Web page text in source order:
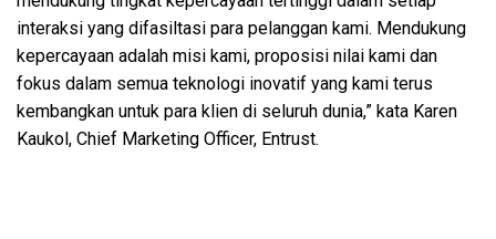
interaksi yang difasiltasi para pelanggan kami. Mendukung
kepercayaan adalah misi kami, proposisi nilai kami dan
fokus dalam semua teknologi inovatif yang kami terus
kembangkan untuk para klien di seluruh dunia,” kata Karen
Kaukol, Chief Marketing Officer, Entrust.